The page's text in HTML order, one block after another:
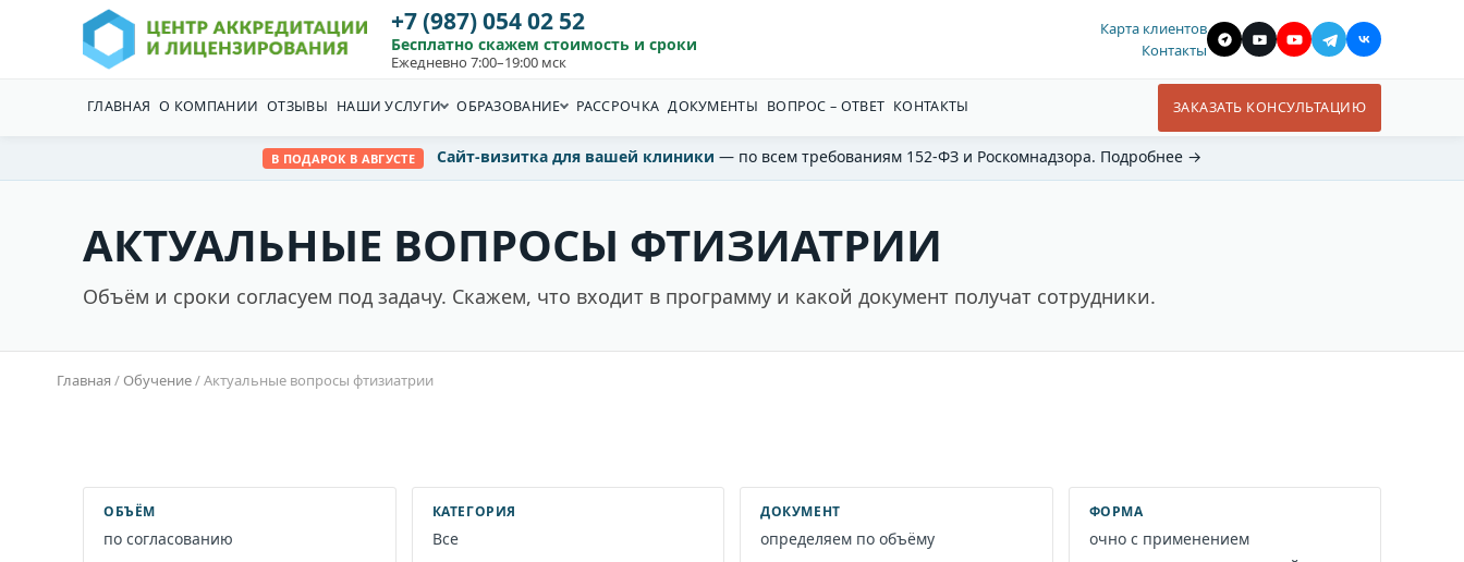
+7 (987) 054 02 52
Бесплатно скажем стоимость и сроки
Ежедневно 7:00–19:00 мск
Карта клиентов
Контакты
ГЛАВНАЯ О КОМПАНИИ ОТЗЫВЫ НАШИ УСЛУГИ ОБРАЗОВАНИЕ РАССРОЧКА ДОКУМЕНТЫ ВОПРОС – ОТВЕТ КОНТАКТЫ ЗАКАЗАТЬ КОНСУЛЬТАЦИЮ
В ПОДАРОК В АВГУСТЕ Сайт-визитка для вашей клиники — по всем требованиям 152-ФЗ и Роскомнадзора. Подробнее →
АКТУАЛЬНЫЕ ВОПРОСЫ ФТИЗИАТРИИ
Объём и сроки согласуем под задачу. Скажем, что входит в программу и какой документ получат сотрудники.
Главная / Обучение/Актуальные вопросы фтизиатрии
ОБЪЁМ
по согласованию
КАТЕГОРИЯ
Все
ДОКУМЕНТ
определяем по объёму
ФОРМА
очно с применением